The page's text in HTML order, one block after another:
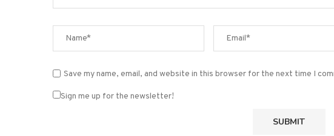
Save my name, email, and website in this browser for the next time I
Sign me up for the newsletter!